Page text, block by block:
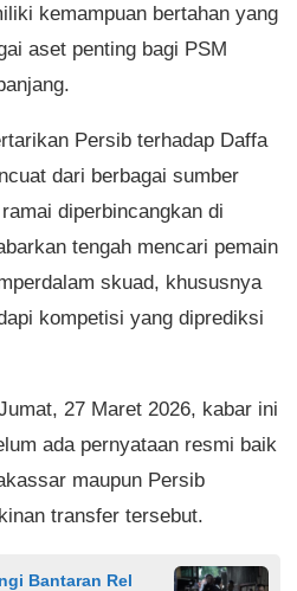
kemampuan bertahan yang
aset penting bagi PSM
Persib terhadap Daffa
dari berbagai sumber
diperbincangkan di
tengah mencari pemain
skuad, khususnya
kompetisi yang diprediksi
27 Maret 2026, kabar ini
ada pernyataan resmi baik
maupun Persib
transfer tersebut.
Bantaran Rel